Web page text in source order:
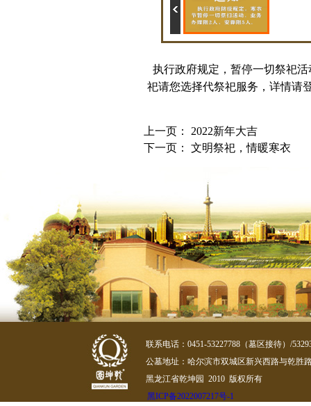
执行政府规定，暂停一切祭祀
祀请您选择代祭祀服务，详情请
上一页： 2022新年大吉
下一页： 文明祭祀，情暖寒衣
联系电话：0451-53227788（墓区接待）/
公墓地址：哈尔滨市双城区新兴西路与乾胜
黑龙江省乾坤园 2010 版权所有
黑ICP备2022007217号-1